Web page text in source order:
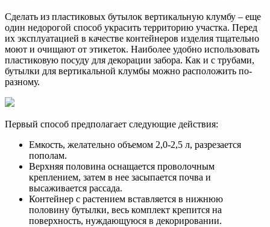
Сделать из пластиковых бутылок вертикальную клумбу – еще
один недорогой способ украсить территорию участка. Перед
их эксплуатацией в качестве контейнеров изделия тщательно
моют и очищают от этикеток. Наиболее удобно использовать
пластиковую посуду для декорации забора. Как и с трубами,
бутылки для вертикальной клумбы можно расположить по-
разному.
Первый способ предполагает следующие действия:
Емкость, желательно объемом 2,0-2,5 л, разрезается
пополам.
Верхняя половина оснащается проволочным
креплением, затем в нее засыпается почва и
высаживается рассада.
Контейнер с растением вставляется в нижнюю
половину бутылки, весь комплект крепится на
поверхность, нуждающуюся в декорировании.